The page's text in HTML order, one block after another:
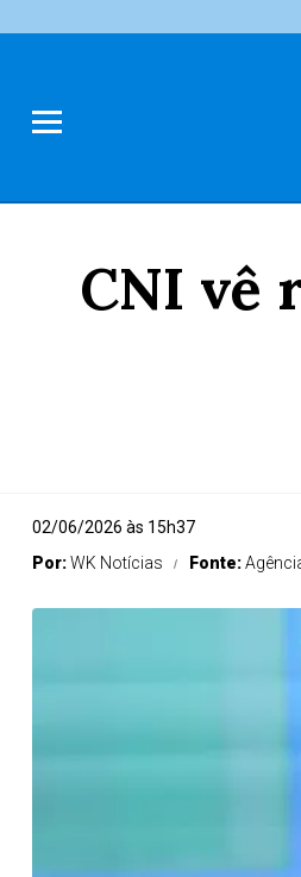
CNI vê
02/06/2026 às 15h37
Por:WK Notícias Fonte: